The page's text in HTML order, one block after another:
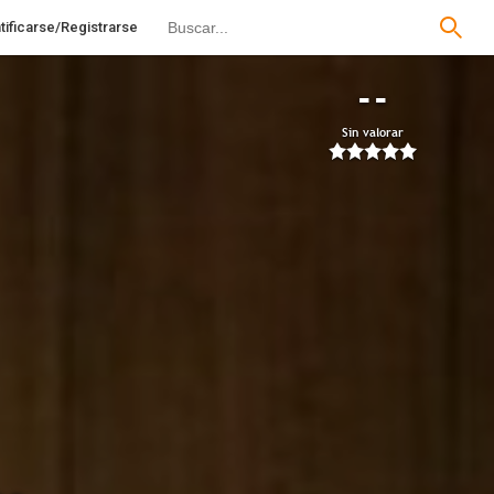
Registrarse
--
Sin valorar